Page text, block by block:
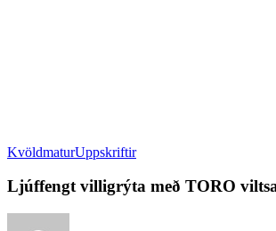
KvöldmaturUppskriftir
Ljúffengt villigrýta með TORO